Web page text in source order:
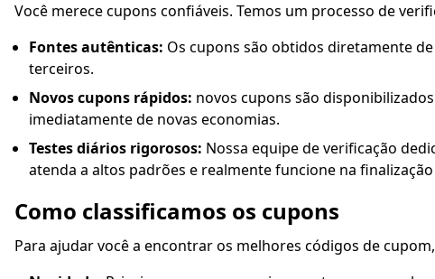
Você merece cupons confiáveis. Temos um processo de
Fontes autênticas: Os cupons são obtidos diretamente
terceiros.
Novos cupons rápidos: novos cupons são
imediatamente de novas economias.
Testes diários rigorosos: Nossa equipe de verificação
atenda a altos padrões e realmente funcione na
Como classificamos os cupons
Para ajudar você a encontrar os melhores códigos de